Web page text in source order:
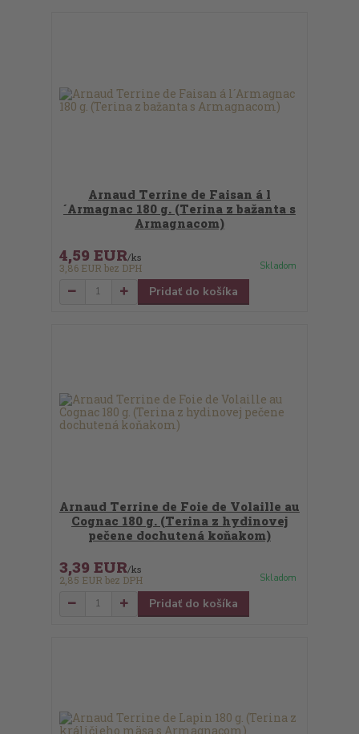
Arnaud Terrine de Faisan á l
´Armagnac 180 g. (Terina z bažanta s
Armagnacom)
4,59 EUR/ks
3,86 EUR bez DPH Skladom
Pridať do košíka
Arnaud Terrine de Foie de Volaille au
Cognac 180 g. (Terina z hydinovej
pečene dochutená koňakom)
3,39 EUR/ks
2,85 EUR bez DPH Skladom
Pridať do košíka